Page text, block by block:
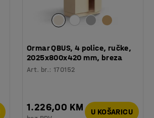
Ormar QBUS, 4 police, ručke,
2025x800x420 mm, breza
Art. br.:170152
1.226,00 KM U KOŠARICU